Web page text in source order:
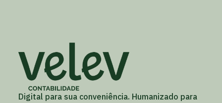
Digital para sua conveniência. Humanizado para